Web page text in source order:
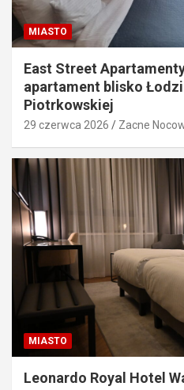
MIASTO
East Street
apartament blisko
Piotrkowskiej
29 czerwca 2026 Zacne
MIASTO
Leonardo Royal Hotel